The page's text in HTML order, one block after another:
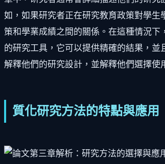
如，如果研究者正在研究教育政策對學
策和學業成績之間的關係。在這種情況
的研究工具，它可以提供精確的結果，
解釋他們的研究設計，並解釋他們選擇使
質化研究方法的特點與應用